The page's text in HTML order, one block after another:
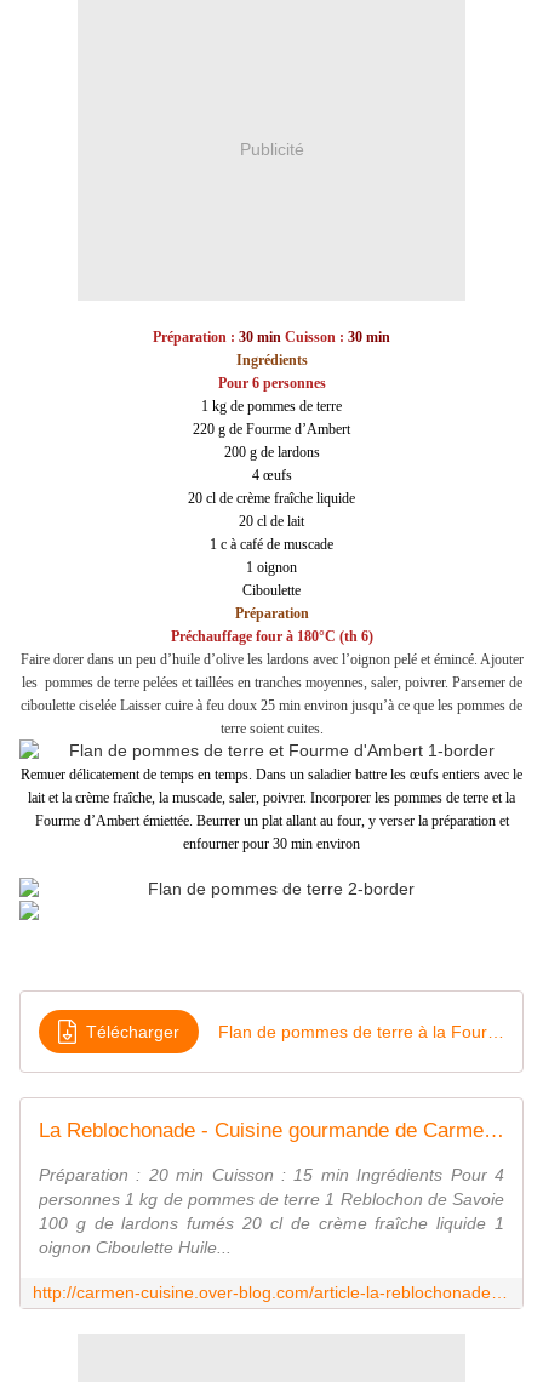
Publicité
Préparation : 30 min Cuisson : 30 min
Ingrédients
Pour 6 personnes
1 kg de pommes de terre
220 g de Fourme d’Ambert
200 g de lardons
4 œufs
20 cl de crème fraîche liquide
20 cl de lait
1 c à café de muscade
1 oignon
Ciboulette
Préparation
Préchauffage four à 180°C (th 6)
Faire dorer dans un peu d’huile d’olive les lardons avec l’oignon pelé et émincé. Ajouter
les pommes de terre pelées et taillées en tranches moyennes, saler, poivrer. Parsemer de
ciboulette ciselée Laisser cuire à feu doux 25 min environ jusqu’à ce que les pommes de
terre soient cuites.
Remuer délicatement de temps en temps. Dans un saladier battre les œufs entiers avec le
lait et la crème fraîche, la muscade, saler, poivrer. Incorporer les pommes de terre et la
Fourme d’Ambert émiettée. Beurrer un plat allant au four, y verser la préparation et
enfourner pour 30 min environ
Télécharger
La Reblochonade - Cuisine gourmande de Carmencita
Préparation : 20 min Cuisson : 15 min Ingrédients Pour 4
personnes 1 kg de pommes de terre 1 Reblochon de Savoie
100 g de lardons fumés 20 cl de crème fraîche liquide 1
oignon Ciboulette Huile...